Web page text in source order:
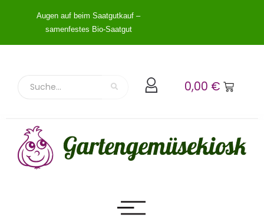
Augen auf beim Saatgutkauf –
samenfestes Bio-Saatgut
0,00 €